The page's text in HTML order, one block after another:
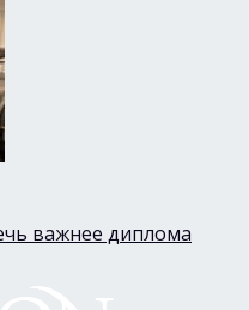
важнее диплома